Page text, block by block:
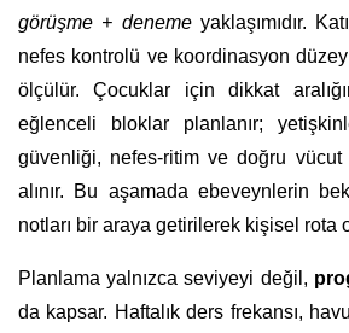
görüşme + denemeyaklaşımıdır.
nefes kontrolü ve koordinasyon
ölçülür. Çocuklar için dikkat
eğlenceli bloklar planlanır;
güvenliği, nefes-ritim ve doğru vücut
alınır. Bu aşamada ebeveynlerin
notları bir araya getirilerek kişisel rota
Planlama yalnızca seviyeyi değil,
da kapsar. Haftalık ders frekansı,